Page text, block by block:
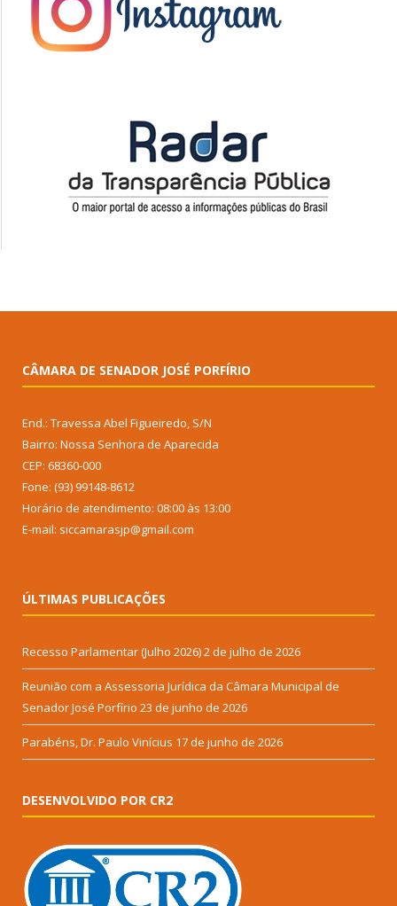
CÂMARA DE SENADOR JOSÉ PORFÍRIO
End.: Travessa Abel Figueiredo, S/N
Bairro: Nossa Senhora de Aparecida
CEP: 68360-000
Fone: (93) 99148-8612
Horário de atendimento: 08:00 às 13:00
E-mail: siccamarasjp@gmail.com
ÚLTIMAS PUBLICAÇÕES
Recesso Parlamentar (Julho 2026)2 de julho de 2026
Reunião com a Assessoria Jurídica da Câmara Municipal de
Senador José Porfírio 23 de junho de 2026
Parabéns, Dr. Paulo Vinícius 17 de junho de 2026
DESENVOLVIDO POR CR2